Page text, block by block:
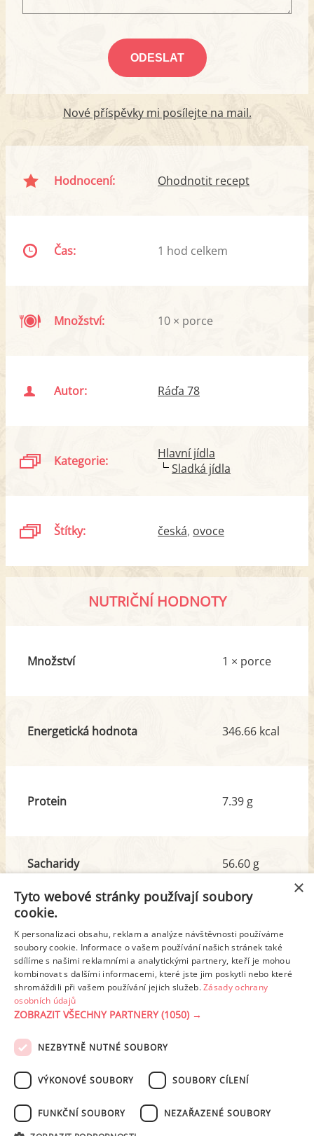
Nové příspěvky mi posílejte na mail.
Hodnocení: Ohodnotit recept
Čas: 1 hod celkem
Množství: 10 × porce
Autor: Ráďa 78
Kategorie:
Hlavní jídla
Sladká jídla
Štítky: česká ovoce
NUTRIČNÍ HODNOTY
Množství 1 × porce
Energetická hodnota 346.66 kcal
Protein 7.39 g
Sacharidy
z toho cukr
56.60 g
8.73 g
Tuk
z toho nas. mastné kyseliny
10.02 g
5.72 g
Detailní rozpis
PODMÍNKY UŽITÍ ZÁSADY OCHRANY OSOBNÍCH ÚDAJŮ
NASTAVENÍ COOKIES
×
Tyto webové stránky používají soubory
cookie.
K personalizaci obsahu, reklam a analýze návštěvnosti používáme
soubory cookie. Informace o vašem používání našich stránek také
sdílíme s našimi reklamními a analytickými partnery, kteří je mohou
kombinovat s dalšími informacemi, které jste jim poskytli nebo které
shromáždili při vašem používání jejich služeb.Zásady ochrany
osobních údajů
ZOBRAZIT VŠECHNY PARTNERY(1050) →
NEZBYTNĚ NUTNÉ SOUBORY
VÝKONOVÉ SOUBORY SOUBORY CÍLENÍ
FUNKČNÍ SOUBORY NEZAŘAZENÉ SOUBORY